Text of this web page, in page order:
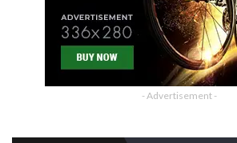
- Advertisement -